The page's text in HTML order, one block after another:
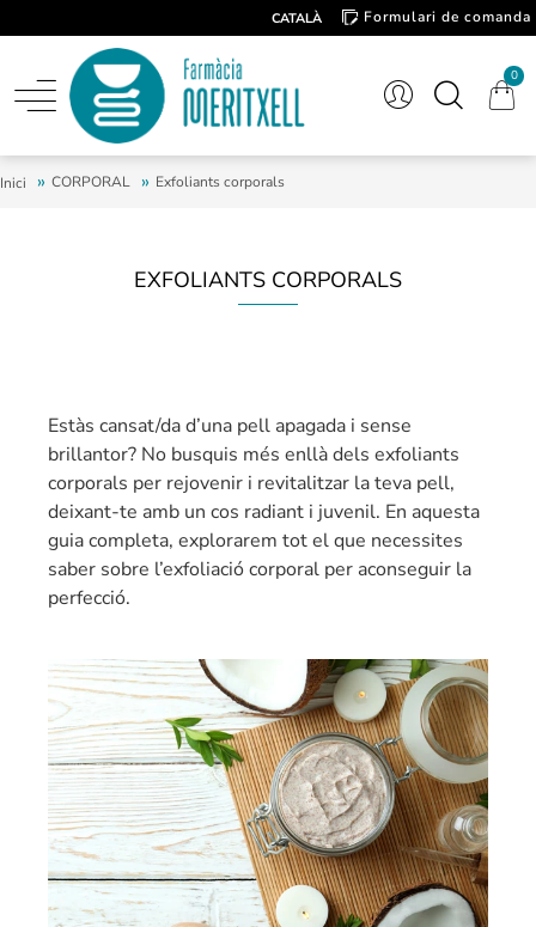
CATALÀ
Formulari de comanda
0
Inici CORPORAL Exfoliants corporals
EXFOLIANTS CORPORALS
Estàs cansat/da d’una pell apagada i sense
brillantor? No busquis més enllà dels exfoliants
corporals per rejovenir i revitalitzar la teva pell,
deixant-te amb un cos radiant i juvenil. En aquesta
guia completa, explorarem tot el que necessites
saber sobre l’exfoliació corporal per aconseguir la
perfecció.